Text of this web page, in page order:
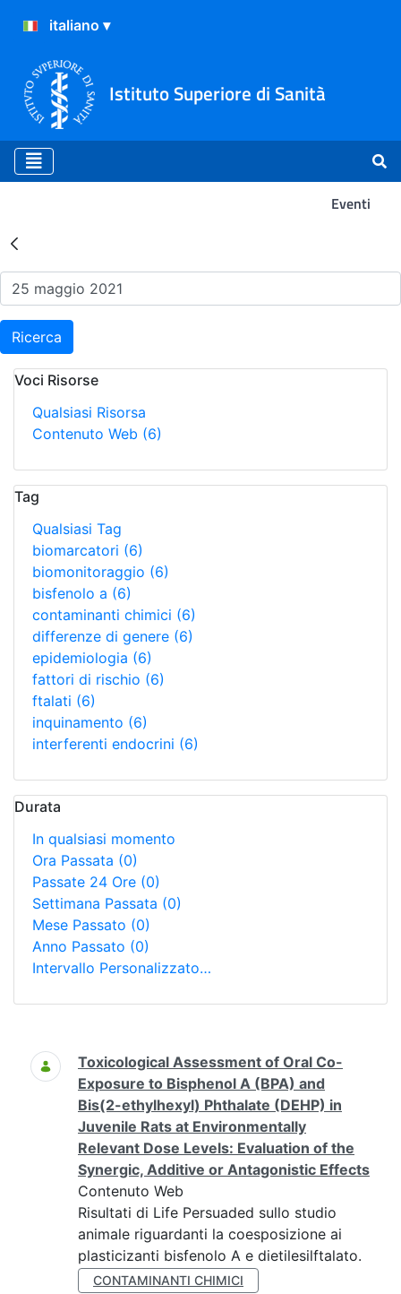
Istituto Superiore di Sanità
Eventi
Risultati della Ricerca -
Ricerca
Voci Risorse
Qualsiasi Risorsa
Contenuto Web (6)
Tag
Qualsiasi Tag
biomarcatori (6)
biomonitoraggio (6)
bisfenolo a (6)
contaminanti chimici (6)
differenze di genere (6)
epidemiologia (6)
fattori di rischio (6)
ftalati (6)
inquinamento (6)
interferenti endocrini (6)
Durata
In qualsiasi momento
Ora Passata (0)
Passate 24 Ore (0)
Settimana Passata (0)
Mese Passato (0)
Anno Passato (0)
Intervallo Personalizzato…
Ricerca
Toxicological Assessment of Oral Co-
Exposure to Bisphenol A (BPA) and
Bis(2-ethylhexyl) Phthalate (DEHP) in
Juvenile Rats at Environmentally
Relevant Dose Levels: Evaluation of the
Synergic, Additive or Antagonistic Effects
Contenuto Web
Risultati di Life Persuaded sullo studio
animale riguardanti la coesposizione ai
plasticizanti bisfenolo A e dietilesilftalato.
CONTAMINANTI CHIMICI